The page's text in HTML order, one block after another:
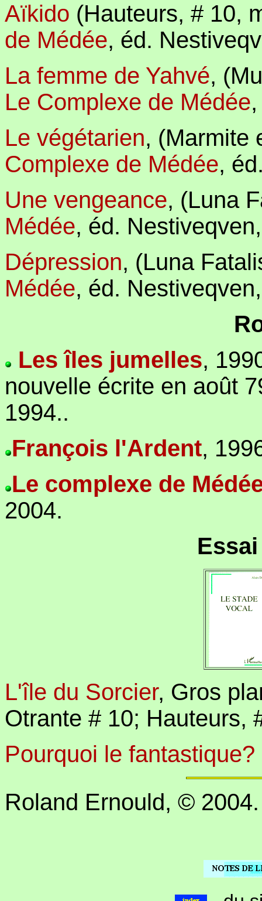
Aïkido (Hauteurs, # 10,
de Médée, éd.
La femme de Yahvé,
Le Complexe de Médée
Le végétarien, (Marmite
Complexe de Médée,
Une vengeance, (Luna
Médée, éd.
Dépression, (Luna
Médée, éd.
Les îles jumelles,
nouvelle écrite en août
1994..
François l'Ardent,
Le complexe de
2004.
L'île du Sorcier, Gros
Otrante # 10; Hauteurs,
Pourquoi le fantastique?
Roland Ernould, © 2004.